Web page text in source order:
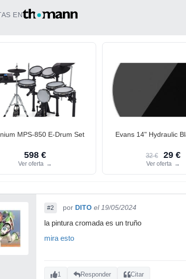
EN
MPS-850 E-Drum Set
598 €
Ver oferta →
Evans 14" Hydraulic
32 € 29 €
Ver oferta →
#2 por DITO el 19/05/2024
la pintura cromada es un truño
mira esto
1 Responder Citar